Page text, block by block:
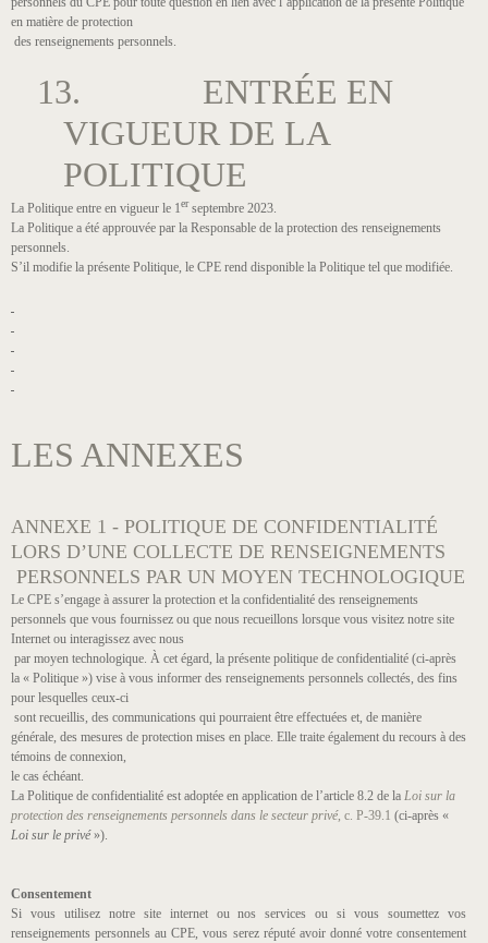
en matière de protection
des renseignements personnels.
13. ENTRÉE EN
VIGUEUR DE LA
POLITIQUE
La Politique entre en vigueur le 1er septembre 2023.
La Politique a été approuvée par la Responsable de la protection des renseignements
personnels.
S’il modifie la présente Politique, le CPE rend disponible la Politique tel que modifiée.
LES ANNEXES
ANNEXE 1 - POLITIQUE DE CONFIDENTIALITÉ
LORS D’UNE COLLECTE DE RENSEIGNEMENTS
PERSONNELS PAR UN MOYEN TECHNOLOGIQUE
Le CPE s’engage à assurer la protection et la confidentialité des renseignements
personnels que vous fournissez ou que nous recueillons lorsque vous visitez notre site
Internet ou interagissez avec nous
par moyen technologique. À cet égard, la présente politique de confidentialité (ci-après
la « Politique ») vise à vous informer des renseignements personnels collectés, des fins
pour lesquelles ceux-ci
sont recueillis, des communications qui pourraient être effectuées et, de manière
générale, des mesures de protection mises en place. Elle traite également du recours à des
témoins de connexion,
le cas échéant.
La Politique de confidentialité est adoptée en application de l’article 8.2 de la Loi sur la
protection des renseignements personnels dans le secteur privé, c. P-39.1 (ci-après «
Loi sur le privé»).
Consentement
Si vous utilisez notre site internet ou nos services ou si vous soumettez vos
renseignements personnels au CPE, vous serez réputé avoir donné votre consentement